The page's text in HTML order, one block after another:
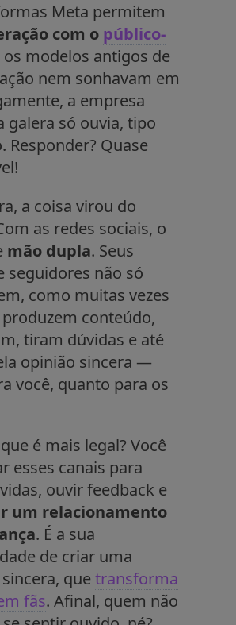
Meta permitem
com o público-
os modelos antigos de
nem sonhavam em
a empresa
galera só ouvia, tipo
Responder? Quase
a coisa virou do
as redes sociais, o
mão dupla. Seus
seguidores não só
como muitas vezes
conteúdo,
tiram dúvidas e até
opinião sincera —
você, quanto para os
é mais legal? Você
esses canais para
ouvir feedback e
um relacionamento
. É a sua
de criar uma
quetransforma
fãs. Afinal, quem não